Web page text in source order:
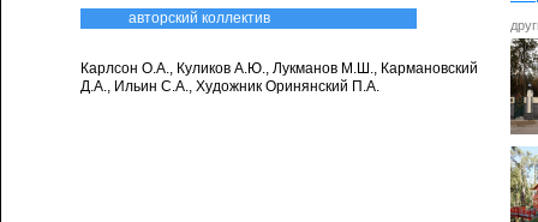
авторский коллектив
Карлсон О.А., Куликов А.Ю., Лукманов М.Ш., Кармановский
Д.А., Ильин С.А., Художник Оринянский П.А.